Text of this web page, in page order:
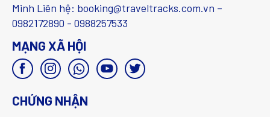
Minh Liên hệ: booking@traveltracks.com.vn –
0982172890 - 0988257533
MẠNG XÃ HỘI
CHỨNG NHẬN